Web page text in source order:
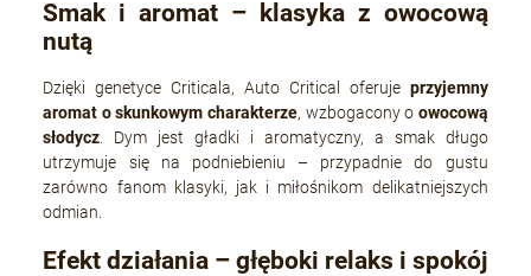
Smak i aromat – klasyka z owocową
nutą
Dzięki genetyce Criticala, Auto Critical oferuje przyjemny
aromat o skunkowym charakterze, wzbogacony o owocową
słodycz . Dym jest gładki i aromatyczny, a smak długo
utrzymuje się na podniebieniu – przypadnie do gustu
zarówno fanom klasyki, jak i miłośnikom delikatniejszych
odmian.
Efekt działania – głęboki relaks i spokój